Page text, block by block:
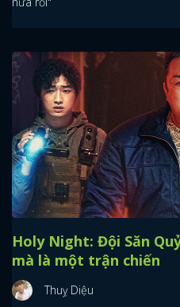
Holy Night: Đội Săn
mà là một trận chiến
Thuỵ Diệu